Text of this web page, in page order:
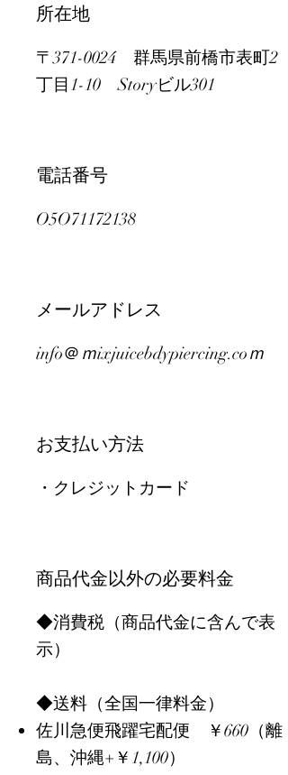
所在地
​〒371-0024 群馬県前橋市表町2
丁目1-10 Storyビル301
電話番号
O5O71172138
メールアドレス
info＠ ｍixjuicebdypiercing.coｍ
​お支払い方法
・クレジットカード
​商品代金以外の必要料金
◆消費税（商品代金に含んで表
示）
◆送料（全国一律料金）
佐川急便飛躍宅配便
￥660（離
島、沖縄+￥1,100）